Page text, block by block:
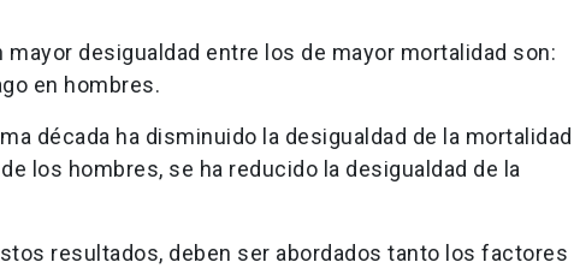
desigualdad entre los de mayor mortalidad son:
en hombres.
década ha disminuido la desigualdad de la mortalidad
los hombres, se ha reducido la desigualdad de la
resultados, deben ser abordados tanto los factores